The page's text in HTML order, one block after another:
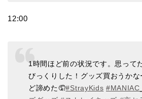
12:00
1時間ほど前の状況です。思って
びっくりした！グッズ買おうか
ど諦めた🤦#StrayKids